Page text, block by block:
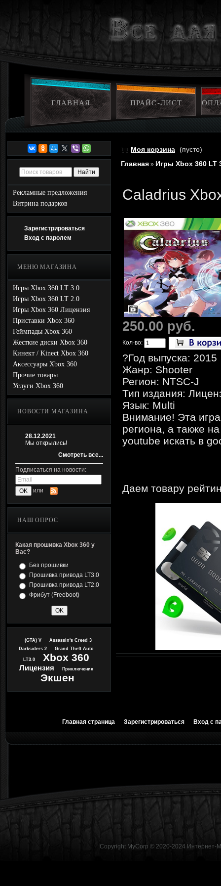
ГЛАВНАЯ ПРАЙС-ЛИСТ
Рекламные предложения
Витрина подарков
Зарегистрироваться
Вход с паролем
МЕНЮ МАГАЗИНА
Игры Xbox 360 LT 3.0
Игры Xbox 360 LT 2.0
Игры Xbox 360 Лицензия
Приставки Xbox 360
Геймпады Xbox 360
Жесткие диски Xbox 360
Кинект / Kinect Xbox 360
Аксессуары Xbox 360
Прочие товары
Услуги Xbox 360
НОВОСТИ МАГАЗИНА
28.12.2021
Мы открылись!
Смотреть все...
Подписаться на новости:
или
НАШ ОПРОС
Какая прошивка Xbox 360 у
Вас?
Без прошивки
Прошивка привода LT3.0
Прошивка привода LT2.0
Фрибут (Freeboot)
(GTA) V
Assassin's Creed 3
Darksiders 2
Grand Theft Auto
LT3.0 Xbox 360
Лицензия Приключения
Экшен
Моя корзина (пусто)
Главная » Игры Xbox 360 LT
Caladrius
250.00 руб.
Кол-во:
?Год выпуска: 2015
Жанр: Shooter
Регион: NTSC-J
Тип издания:
Язык: Multi
Внимание! Эта игра
региона, а также
youtube искать в
Даем товару
Главная страница Зарегистрироваться Вход с
Copyright MyCorp © 2020-2024 Интернет-